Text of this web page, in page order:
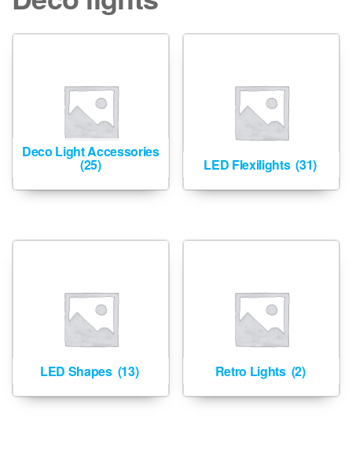
Deco Light Accessories
(25) LED Flexilights (31)
LED Shapes (13) Retro Lights (2)